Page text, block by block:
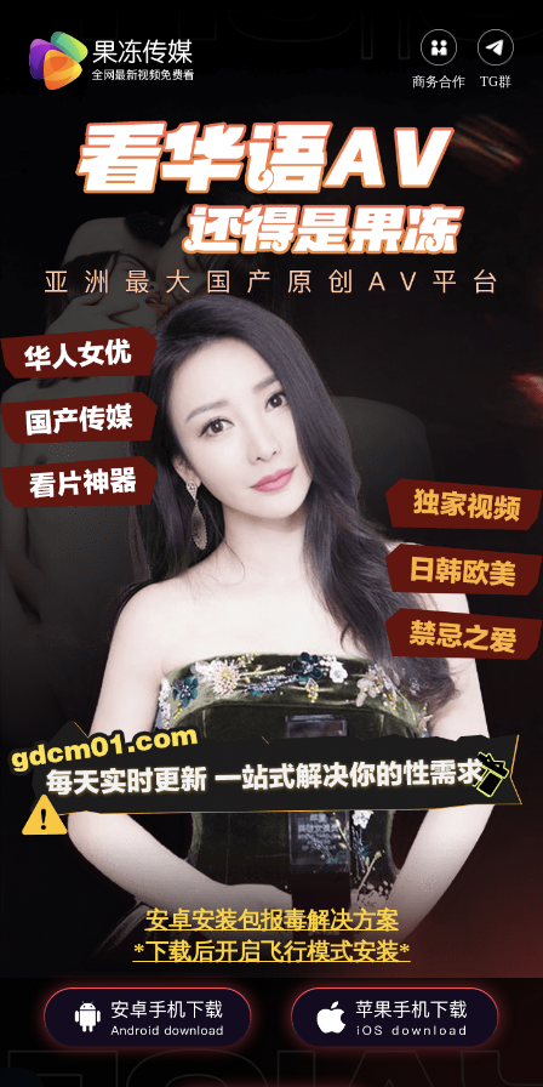
商务合作 TG群
安卓安装包报毒解决方案
*下载后开启飞行模式安装*